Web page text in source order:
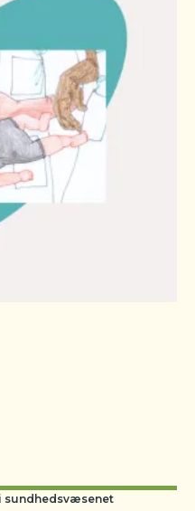
sundhedsvæsenet